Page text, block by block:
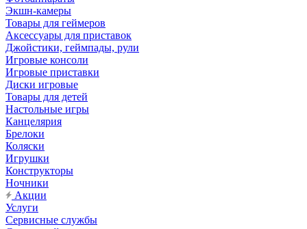
Экшн-камеры
Товары для геймеров
Аксессуары для приставок
Джойстики, геймпады, рули
Игровые консоли
Игровые приставки
Диски игровые
Товары для детей
Настольные игры
Канцелярия
Брелоки
Коляски
Игрушки
Конструкторы
Ночники
Акции
Услуги
Сервисные службы